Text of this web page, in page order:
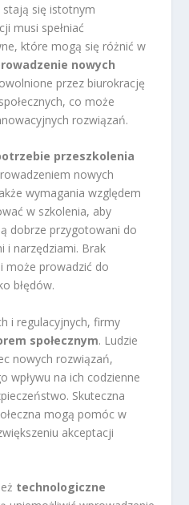
stają się istotnym
musi spełniać
które mogą się różnić w
nowych
przez biurokrację
co może
rozwiązań.
przeszkolenia
nowych
wymagania względem
w szkolenia, aby
dobrze przygotowani do
i narzędziami. Brak
może prowadzić do
błędów.
i regulacyjnych, firmy
społecznym. Ludzie
nowych rozwiązań,
wpływu na ich codzienne
Skuteczna
mogą pomóc w
akceptacji
technologiczne